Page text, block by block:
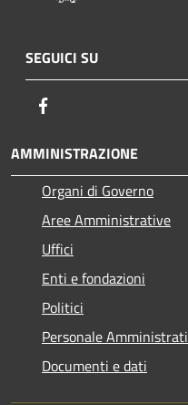
SEGUICI SU
AMMINISTRAZIONE
Organi di Governo
Aree Amministrative
Uffici
Enti e fondazioni
Politici
Personale
Documenti e dati